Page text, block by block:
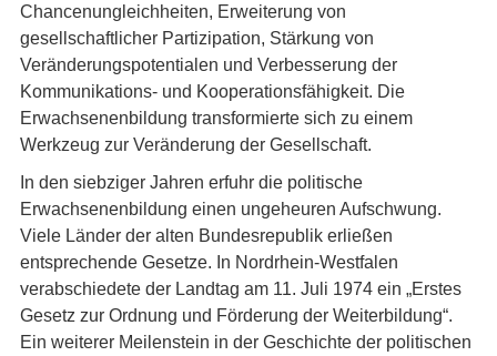
Chancenungleichheiten, Erweiterung von
gesellschaftlicher Partizipation, Stärkung von
Veränderungspotentialen und Verbesserung der
Kommunikations- und Kooperationsfähigkeit. Die
Erwachsenenbildung transformierte sich zu einem
Werkzeug zur Veränderung der Gesellschaft.
In den siebziger Jahren erfuhr die politische
Erwachsenenbildung einen ungeheuren Aufschwung.
Viele Länder der alten Bundesrepublik erließen
entsprechende Gesetze. In Nordrhein-Westfalen
verabschiedete der Landtag am 11. Juli 1974 ein „Erstes
Gesetz zur Ordnung und Förderung der Weiterbildung“.
Ein weiterer Meilenstein in der Geschichte der politischen